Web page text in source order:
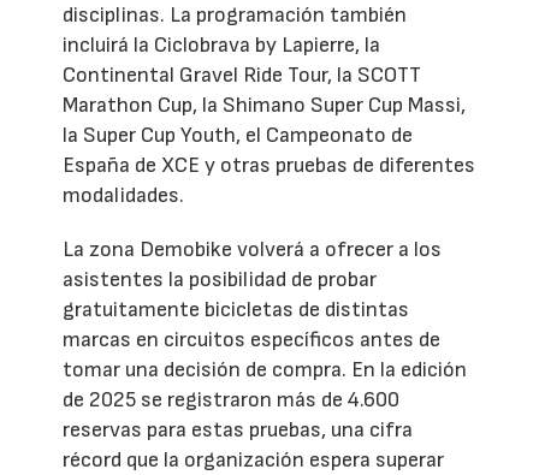
disciplinas. La programación también
incluirá la Ciclobrava by Lapierre, la
Continental Gravel Ride Tour, la SCOTT
Marathon Cup, la Shimano Super Cup Massi,
la Super Cup Youth, el Campeonato de
España de XCE y otras pruebas de diferentes
modalidades.
La zona Demobike volverá a ofrecer a los
asistentes la posibilidad de probar
gratuitamente bicicletas de distintas
marcas en circuitos específicos antes de
tomar una decisión de compra. En la edición
de 2025 se registraron más de 4.600
reservas para estas pruebas, una cifra
récord que la organización espera superar